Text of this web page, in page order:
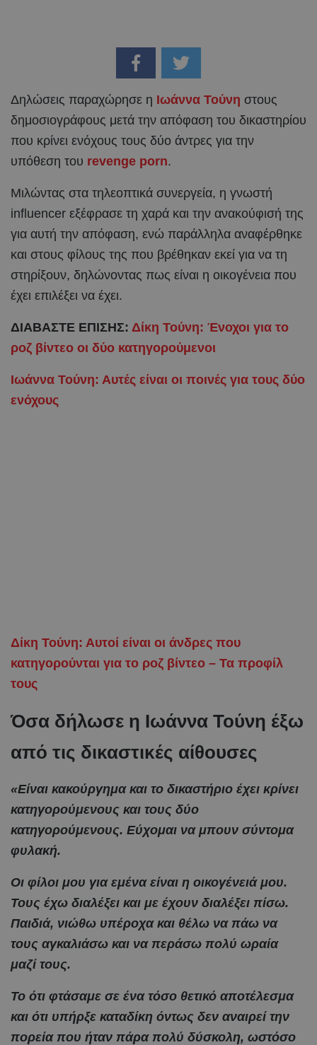
Δηλώσεις παραχώρησε η Ιωάννα Τούνη στους
δημοσιογράφους μετά την απόφαση του δικαστηρίου
που κρίνει ενόχους τους δύο άντρες για την
υπόθεση του revenge porn.
Μιλώντας στα τηλεοπτικά συνεργεία, η γνωστή
influencer εξέφρασε τη χαρά και την ανακούφισή της
για αυτή την απόφαση, ενώ παράλληλα αναφέρθηκε
και στους φίλους της που βρέθηκαν εκεί για να τη
στηρίξουν, δηλώνοντας πως είναι η οικογένεια που
έχει επιλέξει να έχει.
ΔΙΑΒΑΣΤΕ ΕΠΙΣΗΣ: Δίκη Τούνη: Ένοχοι για το
ροζ βίντεο οι δύο κατηγορούμενοι
Ιωάννα Τούνη: Αυτές είναι οι ποινές για τους δύο
ενόχους
Δίκη Τούνη: Αυτοί είναι οι άνδρες που
κατηγορούνται για το ροζ βίντεο – Τα προφίλ
τους
Όσα δήλωσε η Ιωάννα Τούνη έξω
από τις δικαστικές αίθουσες
«Είναι κακούργημα και το δικαστήριο έχει κρίνει
κατηγορούμενους και τους δύο
κατηγορούμενους. Εύχομαι να μπουν σύντομα
φυλακή.
Οι φίλοι μου για εμένα είναι η οικογένειά μου.
Τους έχω διαλέξει και με έχουν διαλέξει πίσω.
Παιδιά, νιώθω υπέροχα και θέλω να πάω να
τους αγκαλιάσω και να περάσω πολύ ωραία
μαζί τους.
Το ότι φτάσαμε σε ένα τόσο θετικό αποτέλεσμα
και ότι υπήρξε καταδίκη όντως δεν αναιρεί την
πορεία που ήταν πάρα πολύ δύσκολη, ωστόσο